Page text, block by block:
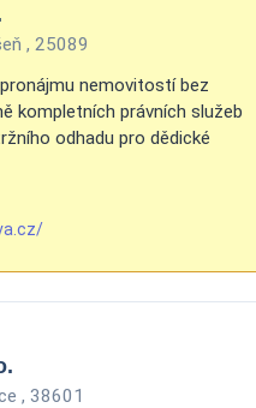
, 25089
nemovitostí bez
kompletních právních služeb
odhadu pro dědické
, 38601